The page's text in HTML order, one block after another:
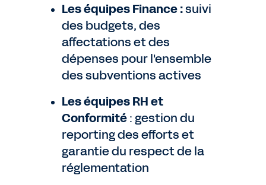
Les équipes Finance :suivi
des budgets, des
affectations et des
dépenses pour l'ensemble
des subventions actives
Les équipes RH et
Conformité: gestion du
reporting des efforts et
garantie du respect de la
réglementation